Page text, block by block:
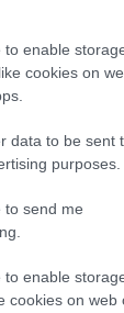
to enable
cookies on
data to be sent
purposes.
to send me
to enable
cookies on web